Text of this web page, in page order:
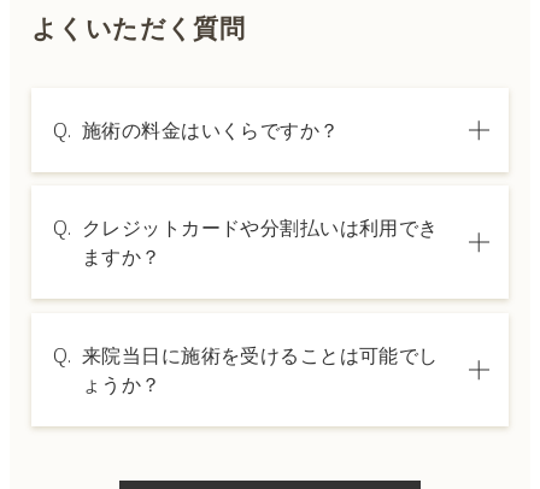
よくいただく質問
Q. 施術の料金はいくらですか？
は料金表ページをご確認いただくか、カウン
セリングでご案内いたします。
Q. クレジットカードや分割払いは利用でき
ますか？
した分割払いも可能です。詳細は受付スタッ
フにお問い合わせください。
Q. 来院当日に施術を受けることは可能でし
ょうか？